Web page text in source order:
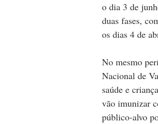
o dia 3 de
duas fases,
os dias 4 de
No mesmo
Nacional de
saúde e
vão imunizar
público-alvo